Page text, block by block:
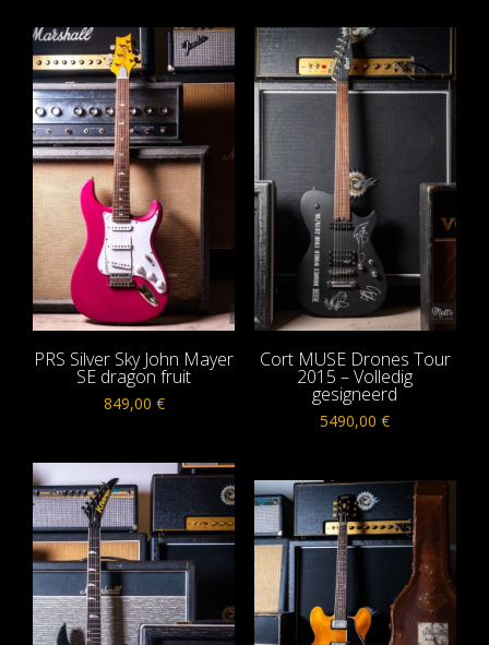
PRS Silver Sky John Mayer
SE dragon fruit
849,00 €
Cort MUSE Drones Tour
2015 – Volledig
gesigneerd
5490,00€